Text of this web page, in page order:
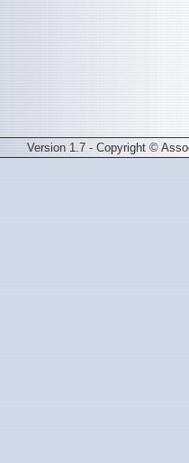
Version 1.7 - Copyright ©